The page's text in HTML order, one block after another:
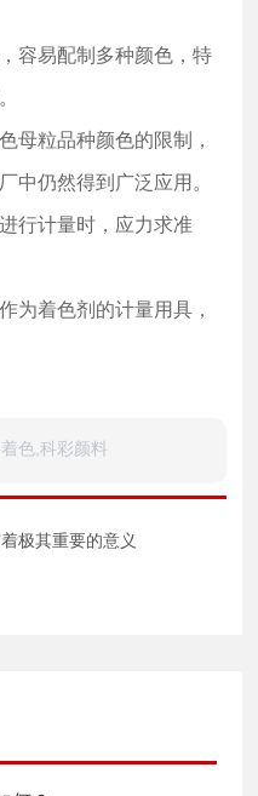
容易配制多种颜色，特
母粒品种颜色的限制，
中仍然得到广泛应用。
行计量时，应力求准
为着色剂的计量用具，
色,科彩颜料
极其重要的意义